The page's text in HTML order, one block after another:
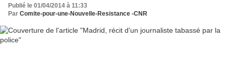
Publié le 01/04/2014 à 11:33
Par Comite-pour-une-Nouvelle-Resistance -CNR